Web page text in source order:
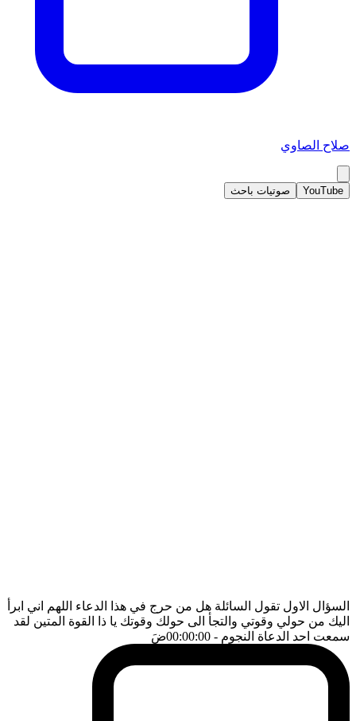
صلاح الصاوي
YouTube صوتيات باحث
السؤال الاول تقول السائلة هل من حرج في هذا الدعاء اللهم اني ابرأ
اليك من حولي وقوتي والتجأ الى حولك وقوتك يا ذا القوة المتين لقد
سمعت احد الدعاة النجوم - 00:00:00 ضَ